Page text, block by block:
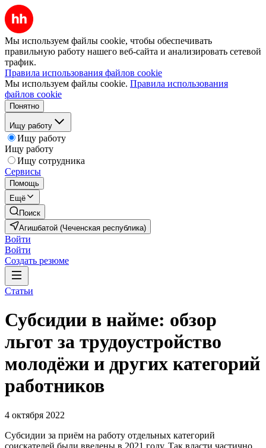
Мы используем файлы cookie, чтобы обеспечивать
правильную работу нашего веб-сайта и анализировать сетевой
трафик.
Правила использования файлов cookie
Мы используем файлы cookie. Правила использования
файлов cookie
Понятно
Ищу работу
Ищу работу
Ищу работу
Ищу сотрудника
Сервисы
Помощь
Ещё
Поиск
Агишбатой (Чеченская республика)
Войти
Войти
Создать резюме
Статьи
Субсидии в найме: обзор
льгот за трудоустройство
молодёжи и других категорий
работников
4 октября 2022
Субсидии за приём на работу отдельных категорий
соискателей были введены в 2021 году. Так власти частично